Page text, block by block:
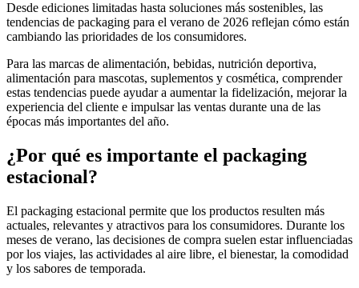
Desde ediciones limitadas hasta soluciones más sostenibles, las
tendencias de packaging para el verano de 2026 reflejan cómo están
cambiando las prioridades de los consumidores.
Para las marcas de alimentación, bebidas, nutrición deportiva,
alimentación para mascotas, suplementos y cosmética, comprender
estas tendencias puede ayudar a aumentar la fidelización, mejorar la
experiencia del cliente e impulsar las ventas durante una de las
épocas más importantes del año.
¿Por qué es importante el packaging
estacional?
El packaging estacional permite que los productos resulten más
actuales, relevantes y atractivos para los consumidores. Durante los
meses de verano, las decisiones de compra suelen estar influenciadas
por los viajes, las actividades al aire libre, el bienestar, la comodidad
y los sabores de temporada.